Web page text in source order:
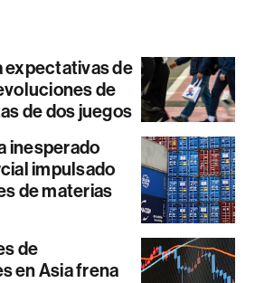
expectativas de
de
de dos juegos
inesperado
impulsado
de materias
de
en Asia frena